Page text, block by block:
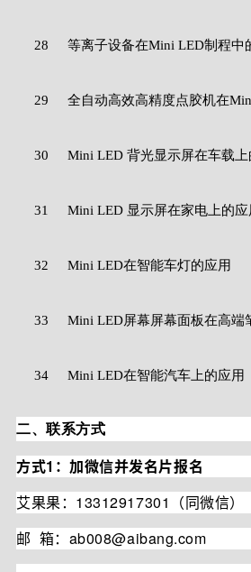
28 等离子设备在Mini LED制程中
29 全自动高效高精度点胶机在
30 Mini LED 背光显示屏在车载上
31 Mini LED 显示屏在家电上的应
32 Mini LED在智能车灯的应用
33 Mini LED屏幕屏幕面板在高端
34 Mini LED在智能汽车上的应用
二、联系方式
方式1：加微信并发名片报名
艾果果：13312917301（同微信）
邮 箱： ab008@aibang.com